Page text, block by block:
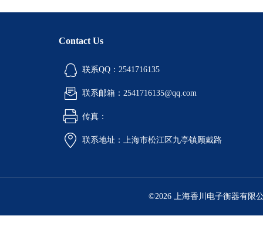
Contact Us
联系QQ：2541716135
联系邮箱：2541716135@qq.com
传真：
联系地址：上海市松江区九亭镇顾戴路
©2026 上海香川电子衡器有限